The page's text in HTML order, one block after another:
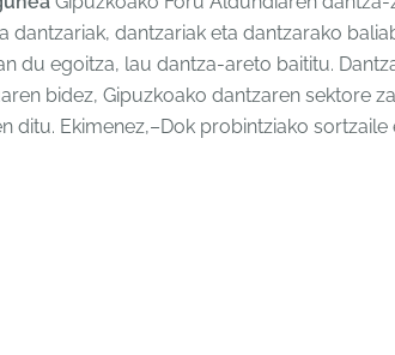
dantzariak, dantzariak eta dantzarako
du egoitza, lau dantza-areto baititu.
bidez, Gipuzkoako dantzaren sektore
ditu. Ekimenez,–Dok probintziako